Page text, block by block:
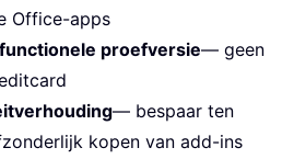
Office-apps
proefversie— geen
— bespaar ten
kopen van add-ins